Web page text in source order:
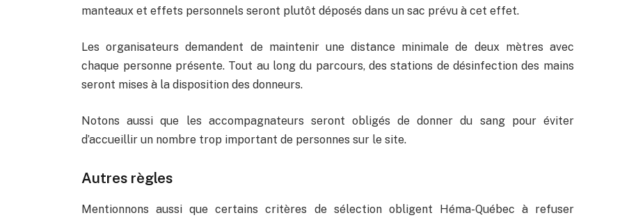
manteaux et effets personnels seront plutôt déposés dans un sac prévu à cet effet.
Les organisateurs demandent de maintenir une distance minimale de deux mètres avec
chaque personne présente. Tout au long du parcours, des stations de désinfection des mains
seront mises à la disposition des donneurs.
Notons aussi que les accompagnateurs seront obligés de donner du sang pour éviter
d’accueillir un nombre trop important de personnes sur le site.
Autres règles
Mentionnons aussi que certains critères de sélection obligent Héma-Québec à refuser